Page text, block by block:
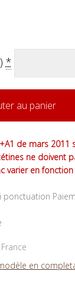
) *
au panier
de mars
ne doivent
varier en
en